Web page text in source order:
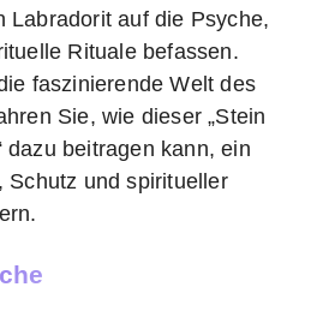
Labradorit auf die Psyche,
Rituale befassen.
faszinierende Welt des
Sie, wie dieser „Stein
dazu beitragen kann, ein
Schutz und spiritueller